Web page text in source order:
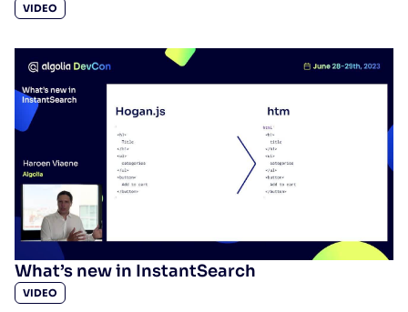
VIDEO
What’s new in InstantSearch
VIDEO